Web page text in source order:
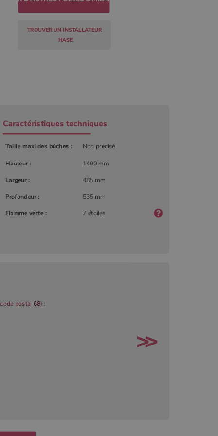
TROUVER UN INSTALLATEUR
HASE
Caractéristiques techniques
Taille maxi des bûches : Non précisé
Hauteur : 1400 mm
Largeur :
485 mm
Profondeur :
535 mm
Flamme verte : 7 étoiles
code postal 68) :